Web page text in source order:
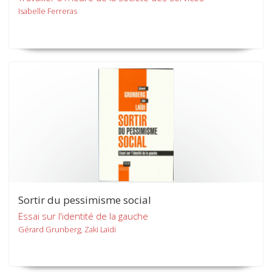
Isabelle Ferreras
Sortir du pessimisme social
Essai sur l'identité de la gauche
Gérard Grunberg, Zaki Laïdi